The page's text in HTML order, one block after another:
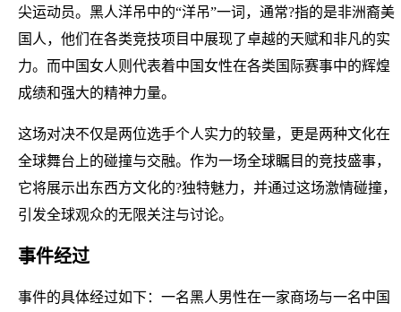
尖运动员。黑人洋吊中的“洋吊”一词，通常?指的是非洲裔美
国人，他们在各类竞技项目中展现了卓越的天赋和非凡的实
力。而中国女人则代表着中国女性在各类国际赛事中的辉煌
成绩和强大的精神力量。
这场对决不仅是两位选手个人实力的较量，更是两种文化在
全球舞台上的碰撞与交融。作为一场全球瞩目的竞技盛事，
它将展示出东西方文化的?独特魅力，并通过这场激情碰撞，
引发全球观众的无限关注与讨论。
事件经过
事件的具体经过如下：一名黑人男性在一家商场与一名中国